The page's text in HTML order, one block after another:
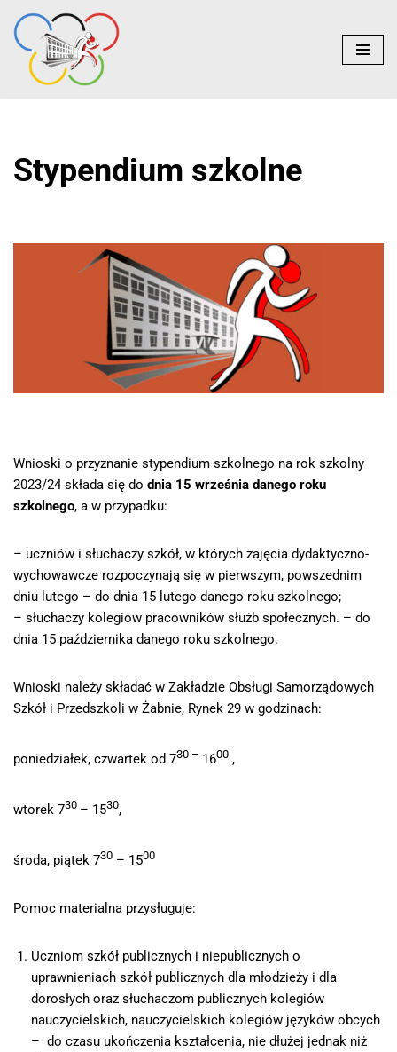
treści
Przejdź
treści
Stypendium szkolne
Wnioski o przyznanie stypendium szkolnego na rok szkolny
2023/24 składa się do dnia 15 września danego roku
szkolnego, a w przypadku:
– uczniów i słuchaczy szkół, w których zajęcia dydaktyczno-
wychowawcze rozpoczynają się w pierwszym, powszednim
dniu lutego – do dnia 15 lutego danego roku szkolnego;
– słuchaczy kolegiów pracowników służb społecznych. – do
dnia 15 października danego roku szkolnego.
Wnioski należy składać w Zakładzie Obsługi Samorządowych
Szkół i Przedszkoli w Żabnie, Rynek 29 w godzinach:
poniedziałek, czwartek od 730 – 1600 ,
wtorek 730 – 1530,
środa, piątek 730 – 1500
Pomoc materialna przysługuje:
Uczniom szkół publicznych i niepublicznych o
uprawnieniach szkół publicznych dla młodzieży i dla
dorosłych oraz słuchaczom publicznych kolegiów
nauczycielskich, nauczycielskich kolegiów języków obcych
– do czasu ukończenia kształcenia, nie dłużej jednak niż